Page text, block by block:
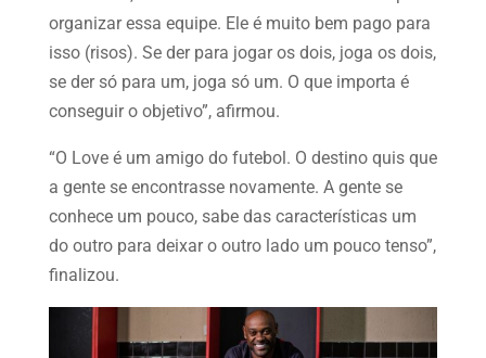
organizar essa equipe. Ele é muito bem pago para
isso (risos). Se der para jogar os dois, joga os dois,
se der só para um, joga só um. O que importa é
conseguir o objetivo”, afirmou.
“O Love é um amigo do futebol. O destino quis que
a gente se encontrasse novamente. A gente se
conhece um pouco, sabe das características um
do outro para deixar o outro lado um pouco tenso”,
finalizou.